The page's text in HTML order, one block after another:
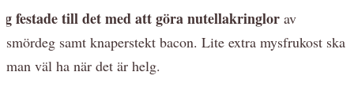
festade till det med att göra nutellakringlor av
smördeg samt knaperstekt bacon. Lite extra mysfrukost ska
man väl ha när det är helg.